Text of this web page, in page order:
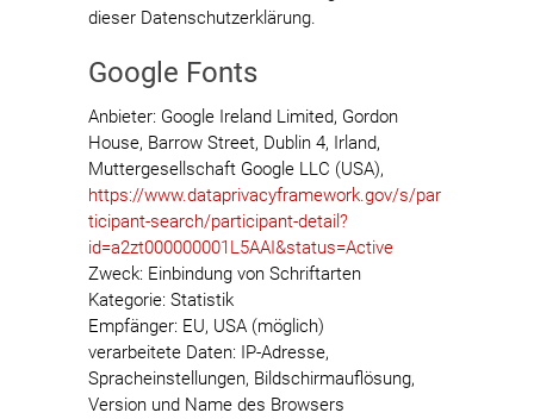
dieser Datenschutzerklärung.
Google Fonts
Anbieter: Google Ireland Limited, Gordon
House, Barrow Street, Dublin 4, Irland,
Muttergesellschaft Google LLC (USA),
https://www.dataprivacyframework.gov/s/par
ticipant-search/participant-detail?
id=a2zt000000001L5AAI&status=Active
Zweck: Einbindung von Schriftarten
Kategorie: Statistik
Empfänger: EU, USA (möglich)
verarbeitete Daten: IP-Adresse,
Spracheinstellungen, Bildschirmauflösung,
Version und Name des Browsers